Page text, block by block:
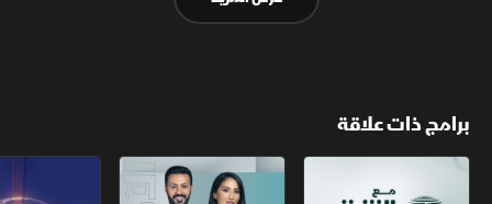
برامج ذات علاقة
مع الشرق الأوسط الخبر الآخر تقارير الشرق